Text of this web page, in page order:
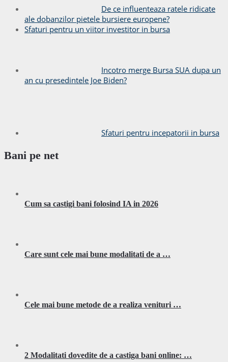
De ce influenteaza ratele ridicate
ale dobanzilor pietele bursiere europene?
Sfaturi pentru un viitor investitor in bursa
Incotro merge Bursa SUA dupa un
an cu presedintele Joe Biden?
Sfaturi pentru incepatorii in bursa
Bani pe net
Cum sa castigi bani folosind IA in 2026
Care sunt cele mai bune modalitati de a …
Cele mai bune metode de a realiza venituri …
2 Modalitati dovedite de a castiga bani online: …